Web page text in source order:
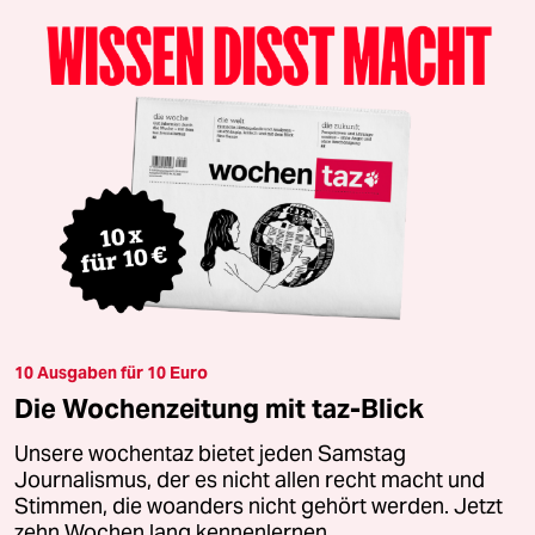
10 Ausgaben für 10 Euro
Die Wochenzeitung mit taz-Blick
Unsere wochentaz bietet jeden Samstag
Journalismus, der es nicht allen recht macht und
Stimmen, die woanders nicht gehört werden. Jetzt